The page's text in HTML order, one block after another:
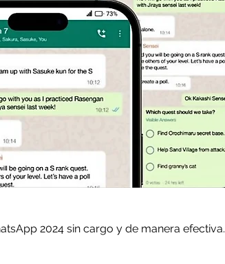
2024 sin cargo y de manera efectiva.